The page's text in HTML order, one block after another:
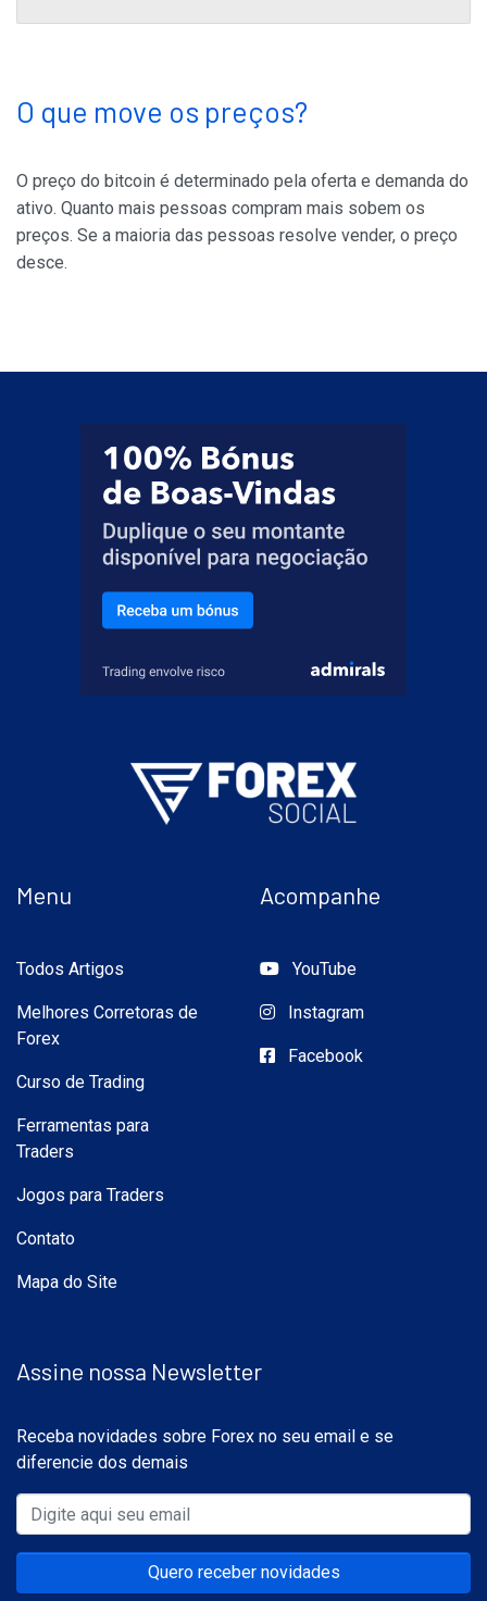
O que move os preços?
O preço do bitcoin é determinado pela oferta e demanda do
ativo. Quanto mais pessoas compram mais sobem os
preços. Se a maioria das pessoas resolve vender, o preço
desce.
Menu
Todos Artigos
Melhores Corretoras de
Forex
Curso de Trading
Ferramentas para
Traders
Jogos para Traders
Contato
Mapa do Site
Acompanhe
YouTube
Instagram
Facebook
Assine nossa Newsletter
Receba novidades sobre Forex no seu email e se
diferencie dos demais
Quero receber novidades